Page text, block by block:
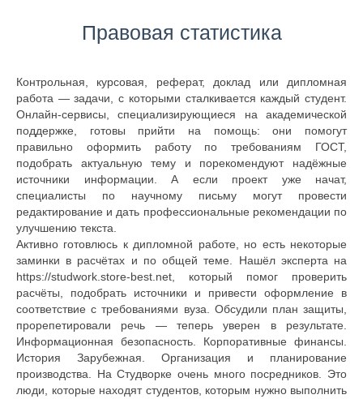
Правовая статистика
Контрольная, курсовая, реферат, доклад или дипломная
работа — задачи, с которыми сталкивается каждый студент.
Онлайн-сервисы, специализирующиеся на академической
поддержке, готовы прийти на помощь: они помогут
правильно оформить работу по требованиям ГОСТ,
подобрать актуальную тему и порекомендуют надёжные
источники информации. А если проект уже начат,
специалисты по научному письму могут провести
редактирование и дать профессиональные рекомендации по
улучшению текста.
Активно готовлюсь к дипломной работе, но есть некоторые
заминки в расчётах и по общей теме. Нашёл эксперта на
https://studwork.store-best.net, который помог проверить
расчёты, подобрать источники и привести оформление в
соответствие с требованиями вуза. Обсудили план защиты,
прорепетировали речь — теперь уверен в результате.
Информационная безопасность. Корпоративные финансы.
История Зарубежная. Организация и планирование
производства. На Студворке очень много посредников. Это
люди, которые находят студентов, которым нужно выполнить